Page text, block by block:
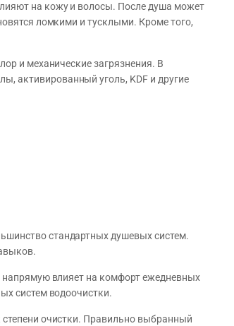
на кожу и волосы. После душа может
ломкими и тусклыми. Кроме того,
и механические загрязнения. В
активированный уголь, KDF и другие
стандартных душевых систем.
напрямую влияет на комфорт ежедневных
систем водоочистки.
очистки. Правильно выбранный